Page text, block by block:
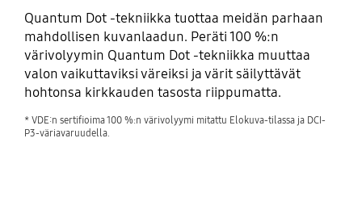
Quantum Dot -tekniikka tuottaa meidän parhaan
mahdollisen kuvanlaadun. Peräti 100 %:n
värivolyymin Quantum Dot -tekniikka muuttaa
valon vaikuttaviksi väreiksi ja värit säilyttävät
hohtonsa kirkkauden tasosta riippumatta.
* VDE:n sertifioima 100 %:n värivolyymi mitattu Elokuva-tilassa ja DCI-
P3-väriavaruudella.